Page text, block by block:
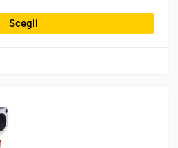
Scegli